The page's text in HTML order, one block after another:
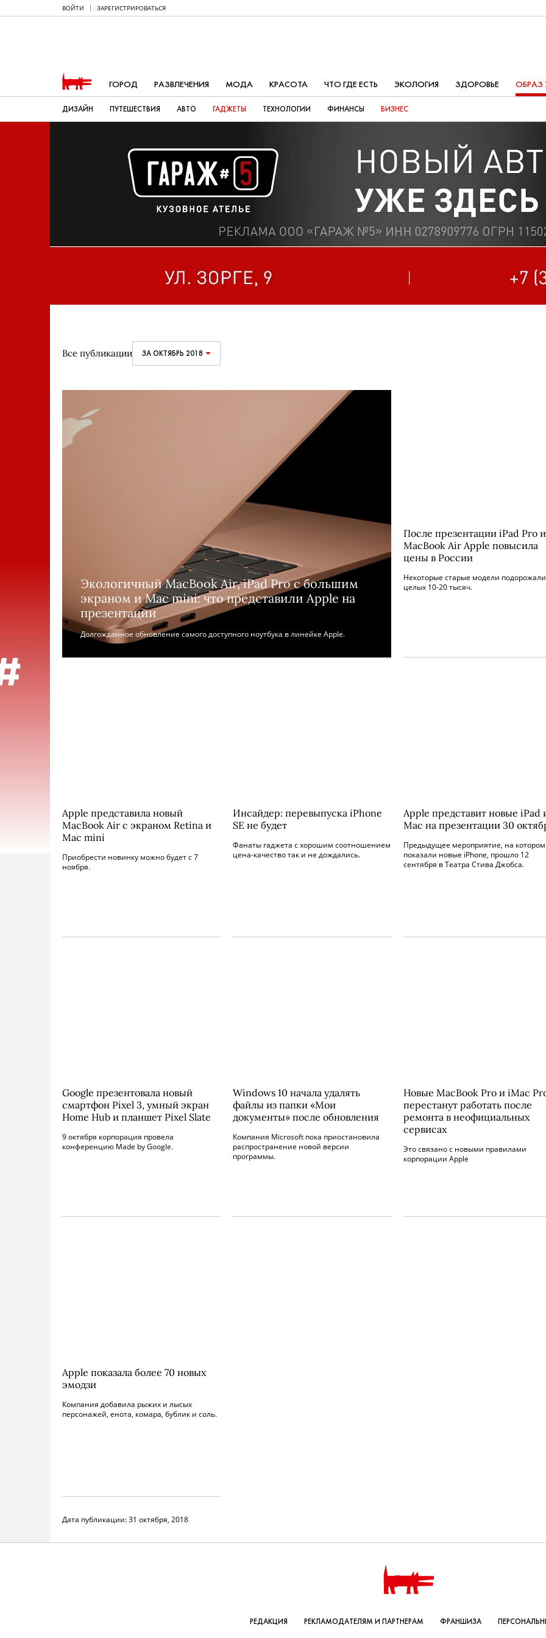
ВОЙТИ ЗАРЕГИСТРИРОВАТЬСЯ
ГОРОД РАЗВЛЕЧЕНИЯ МОДА КРАСОТА ЧТО ГДЕ ЕСТЬ ЭКОЛОГИЯ ЗДОРОВЬЕ
ДИЗАЙН ПУТЕШЕСТВИЯ АВТО ГАДЖЕТЫ ТЕХНОЛОГИИ ФИНАНСЫ БИЗНЕС
Все публикации ЗА ОКТЯБРЬ 2018
Экологичный MacBook Air, iPad Pro с большим
экраном и Mac mini: что представили Apple на
презентации
Долгожданное обновление самого доступного ноутбука в линейке Apple.
После презентации iPad Pro и
MacBook Air Apple повысила
цены в России
Некоторые старые модели
целых 10-20 тысяч.
Apple представила новый
MacBook Air с экраном Retina и
Mac mini
Приобрести новинку можно будет с 7
ноября.
Инсайдер: перевыпуска iPhone
SE не будет
Фанаты гаджета с хорошим соотношением
цена-качество так и не дождались.
Apple представит новые iPad
Mac на презентации 30
Предыдущее мероприятие, на котором
показали новые iPhone, прошло 12
сентября в Театра Стива Джобса.
Google презентовала новый
смартфон Pixel 3, умный экран
Home Hub и планшет Pixel Slate
9 октября корпорация провела
конференцию Made by Google.
Windows 10 начала удалять
файлы из папки «Мои
документы» после обновления
Компания Microsoft пока приостановила
распространение новой версии
программы.
Новые MacBook Pro и iMac
перестанут работать после
ремонта в неофициальных
сервисах
Это связано с новыми правилами
корпорации Apple
Apple показала более 70 новых
эмодзи
Компания добавила рыжих и лысых
персонажей, енота, комара, бублик и соль.
Дата публикации:31 октября, 2018
РЕДАКЦИЯ РЕКЛАМОДАТЕЛЯМ И ПАРТНЕРАМ ФРАНШИЗА